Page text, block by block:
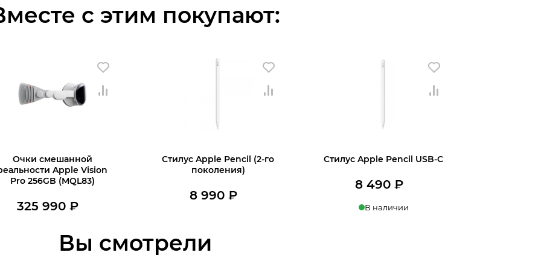
с этим покупают:
Очки смешанной
Apple Vision
Pro 256GB (MQL83)
325 990₽
Стилус Apple Pencil (2-го
поколения)
8 990₽
Стилус Apple Pencil USB-C
8 490 ₽
В наличии
Вы смотрели